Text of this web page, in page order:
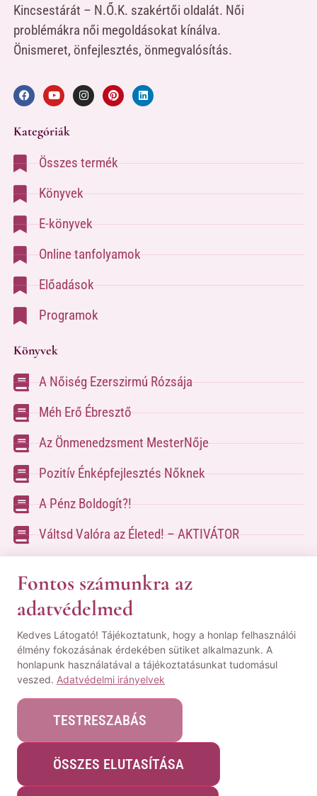
Kincsestárát – N.Ő.K. szakértői oldalát. Női
problémákra női megoldásokat kínálva.
Önismeret, önfejlesztés, önmegvalósítás.
Kategóriák
Összes termék
Könyvek
E-könyvek
Online tanfolyamok
Előadások
Programok
Könyvek
A Nőiség Ezerszirmú Rózsája
Méh Erő Ébresztő
Az Önmenedzsment MesterNője
Pozitív Énképfejlesztés Nőknek
A Pénz Boldogít?!
Váltsd Valóra az Életed! – AKTIVÁTOR
A kapcsolatfelvételhez kérlek tölsd ki az űrlapot
aKapcsolat oldalon
© Minden jog fenntartva! | Pozsgai Nikoletta Tudástára.
|ÁSZF|Adatvédelmi Nyilatkozat
Fontos számunkra az
adatvédelmed
Kedves Látogató! Tájékoztatunk, hogy a honlap felhasználói
élmény fokozásának érdekében sütiket alkalmazunk. A
honlapunk használatával a tájékoztatásunkat tudomásul
veszed. Adatvédelmi irányelvek
TESTRESZABÁS
ÖSSZES ELUTASÍTÁSA